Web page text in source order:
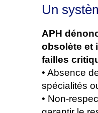
Un
APH
obsolète et
failles
• Absence
spécialités
• Non-